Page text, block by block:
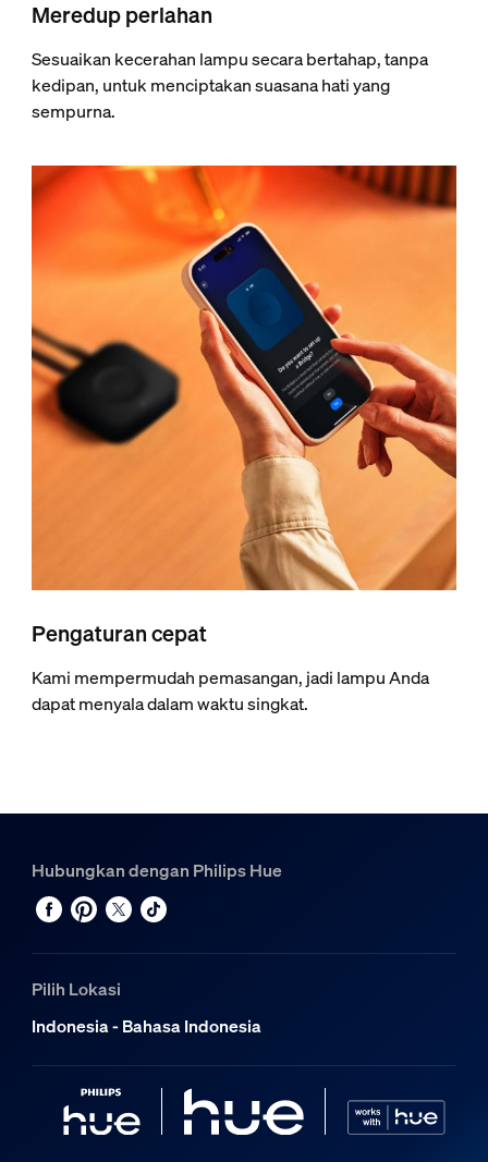
Meredup perlahan
Sesuaikan kecerahan lampu secara bertahap, tanpa
kedipan, untuk menciptakan suasana hati yang
sempurna.
Pengaturan cepat
Kami mempermudah pemasangan, jadi lampu Anda
dapat menyala dalam waktu singkat.
Hubungkan dengan Philips Hue
Pilih Lokasi
Indonesia - Bahasa Indonesia